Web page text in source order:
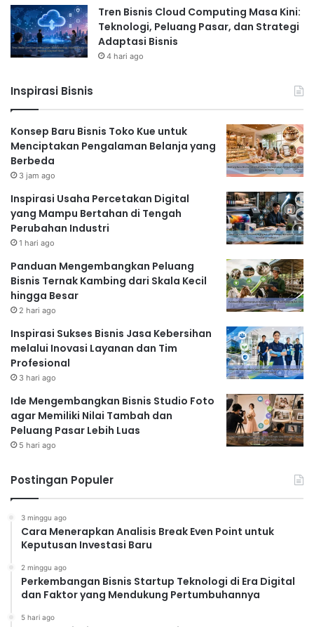
Tren Bisnis Cloud Computing Masa Kini:
Teknologi, Peluang Pasar, dan Strategi
Adaptasi Bisnis
4 hari ago
Inspirasi Bisnis
Konsep Baru Bisnis Toko Kue untuk
Menciptakan Pengalaman Belanja yang
Berbeda
3 jam ago
Inspirasi Usaha Percetakan Digital
yang Mampu Bertahan di Tengah
Perubahan Industri
1 hari ago
Panduan Mengembangkan Peluang
Bisnis Ternak Kambing dari Skala Kecil
hingga Besar
2 hari ago
Inspirasi Sukses Bisnis Jasa Kebersihan
melalui Inovasi Layanan dan Tim
Profesional
3 hari ago
Ide Mengembangkan Bisnis Studio Foto
agar Memiliki Nilai Tambah dan
Peluang Pasar Lebih Luas
5 hari ago
Postingan Populer
3 minggu ago
Cara Menerapkan Analisis Break Even Point untuk
Keputusan Investasi Baru
2 minggu ago
Perkembangan Bisnis Startup Teknologi di Era Digital
dan Faktor yang Mendukung Pertumbuhannya
5 hari ago